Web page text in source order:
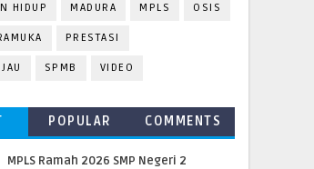
HIDUP MADURA MPLS OSIS
PRESTASI
SPMB VIDEO
POPULAR COMMENTS
MPLS Ramah 2026 SMP Negeri 2